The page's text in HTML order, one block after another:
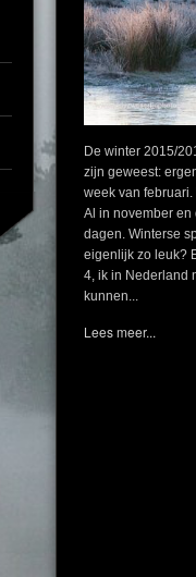
De winter 2015/
zijn geweest:
week van
Al in november en
dagen. Winterse
eigenlijk zo leuk?
4, ik in Nederland
kunnen...
Lees meer...